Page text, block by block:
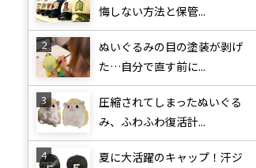
悔しない方法と保管...
ぬいぐるみの目の塗装が剥げ
た…自分で直す前に...
圧縮されてしまったぬいぐる
み、ふわふわ復活計...
夏に大活躍のキャップ！汗ジ